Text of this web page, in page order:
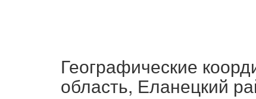
Географические
область, Еланецкий